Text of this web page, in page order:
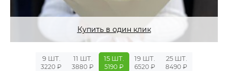
Купить в один клик
9 ШТ.
3220 ₽
11 ШТ.
3880 ₽
15 ШТ.
5190 ₽
19 ШТ.
6520 ₽
25 ШТ.
8490 ₽